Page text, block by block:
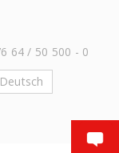
64 / 50 500 - 0
Deutsch